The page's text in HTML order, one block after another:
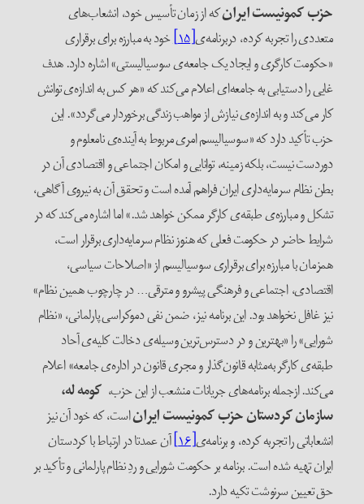
حزب کمونیست ایرانکه از زمان تأسیس خود، انشعاب‌های
متعددی را تجربه کرده، دربرنامه‌ی[۱۵]
خود به مبارزه برای برقراری
«حکومت کارگری و ایجاد یک جامعه‌ی سوسیالیستی» اشاره دارد. هدف
غایی را دستیابی به جامعه‌ای اعلام می‌کند که «هر کس به اندازه‌ی توانش
کار می‌کند و به اندازه‌ی نیازش از مواهب زندگی برخوردار می‌گردد». این
حزب تأکید دارد که «سوسیالیسم امری مربوط به آینده‌ی نامعلوم و
دوردست نیست، بلکه زمینه، توانایی و امکان اجتماعی و اقتصادی آن در
بطن نظام سرمایه‌داری ایران فراهم آمده است و تحقق آن به نیروی آگاهی،
تشکل و مبارزه‌ی طبقه‌ی کارگر ممکن خواهد شد.» اما اشاره می‌کند که در
شرایط حاضر در حکومت فعلی که هنوز نظام سرمایه‌داری برقرار است،
همزمان با مبارزه برای برقراری سوسیالیسم از «اصلاحات سیاسی،
اقتصادی، اجتماعی و فرهنگی پیشرو و مترقی… در چارچوب همین نظام»
نیز غافل نخواهد بود. این برنامه نیز، ضمن نفی دموکراسی پارلمانی، «نظام
شورایی» را «بهترین و در دسترس‌ترین وسیله‌ی دخالت کلیه‌ی آحاد
طبقه‌ی کارگر به‌مثابه قانون‌گذار و مجری قانون در اداره‌ی جامعه» اعلام
می‌کند. از‌جمله برنامه‌های جریانات منشعب از این حزب، کومه له،
سازمان کردستان حزب کمونیست ایراناست، که خود آن نیز
انشعاباتی را تجربه کرده، و برنامه‌ی[۱۶]
آن عمدتا در ارتباط با کردستان
ایران تهیه شده است. برنامه بر حکومت شورایی و ردِ نظام پارلمانی و تأکید بر
حق تعیین سرنوشت تکیه دارد.